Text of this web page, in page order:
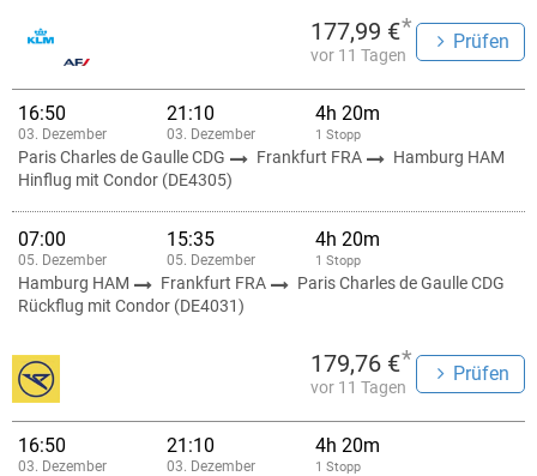
177,99 €*
vor 11 Tagen
Prüfen
16:50
03. Dezember
21:10
03. Dezember
4h 20m
1 Stopp
Paris Charles de Gaulle CDG Frankfurt FRA
Hamburg HAM
Hinflug mit Condor (DE4305)
07:00
05. Dezember
15:35
05. Dezember
4h 20m
1 Stopp
Hamburg HAM Frankfurt FRA
Paris Charles de Gaulle CDG
Rückflug mit Condor (DE4031)
179,76 €*
vor 11 Tagen
Prüfen
16:50
03. Dezember
21:10
03. Dezember
4h 20m
1 Stopp